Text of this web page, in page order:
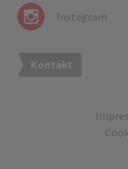
Instagram
Kontakt